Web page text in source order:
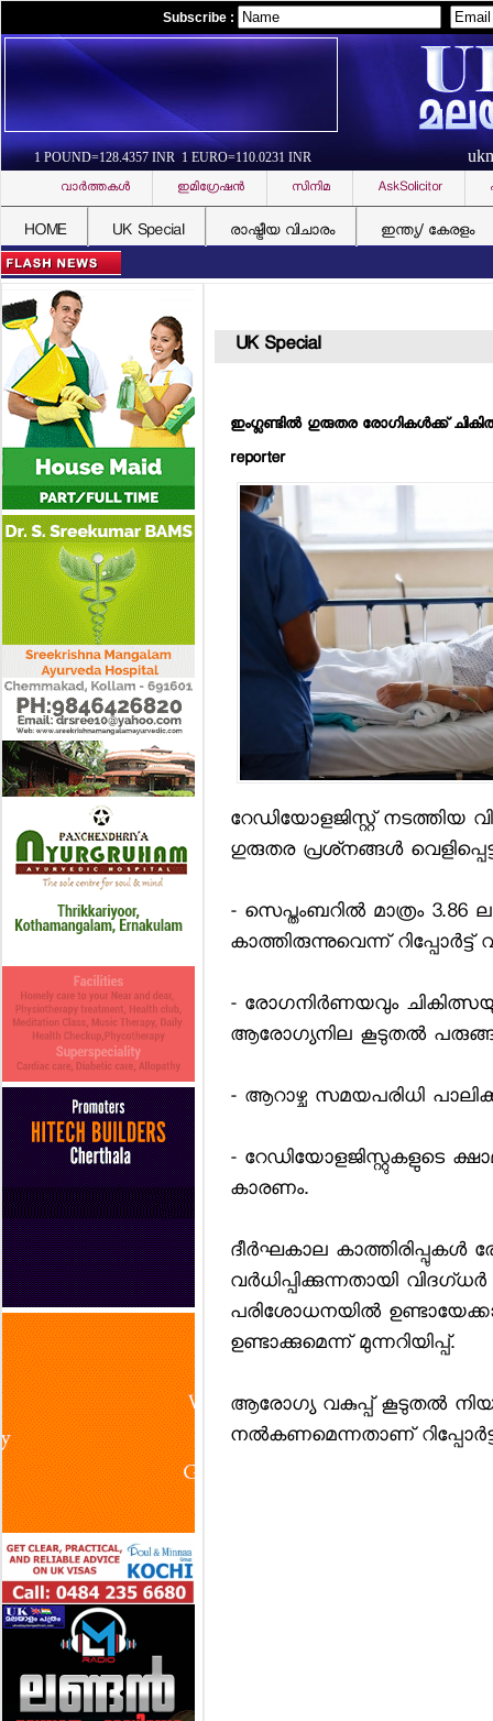
Subscribe :
1 POUND=128.4357 INR 1 EURO=110.0231 INR
വാര്‍ത്തകള്‍ ഇമിഗ്രേഷന്‍ സിനിമ AskSolicitor
HOME UK Special രാഷ്ട്രീയ വിചാരം ഇന്ത്യ/ കേരളം
UK Special
ഇംഗ്ലണ്ടില്‍ ഗുരുതര രോഗികള്‍ക്ക്
reporter
റേഡിയോളജിസ്റ്റ്
ഗുരുതര പ്രശ്‌നങ്ങള്‍
- സെപ്തംബറില്‍ മാത്രം 3.86
കാത്തിരുന്നുവെന്ന് റിപ്പോര്‍ട്ട്
- രോഗനിര്‍ണയവും
ആരോഗ്യനില കൂടുതല്‍
- ആറാഴ്ച സമയപരിധി
- റേഡിയോളജിസ്റ്റുകളുടെ
കാരണം.
ദീര്‍ഘകാല
വര്‍ധിപ്പിക്കുന്നതായി
പരിശോധനയില്‍
ഉണ്ടാക്കുമെന്ന് മുന്നറിയിപ്പ്.
ആരോഗ്യ വകുപ്പ് കൂടുതല്‍
നല്‍കണമെന്നതാണ്